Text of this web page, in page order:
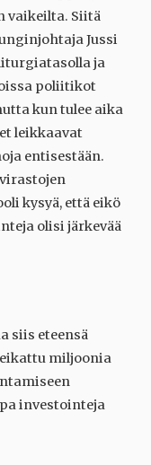
vaikeilta. Siitä
Jussi
ja
poliitikot
kun tulee aika
leikkaavat
entisestään.
kysyä, että eikö
olisi järkevää
siis eteensä
miljoonia
investointeja